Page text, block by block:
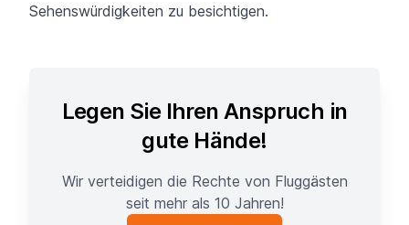
Sehenswürdigkeiten zu besichtigen.
Legen Sie Ihren Anspruch in
gute Hände!
Wir verteidigen die Rechte von Fluggästen
seit mehr als 10 Jahren!